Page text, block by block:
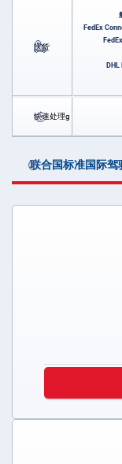
送货
FedEx
快速处理g
联合国标准国际驾